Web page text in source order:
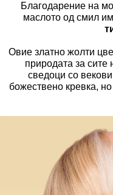
Благодарение на
маслото од смил
Овие златно жолти
природата за сите
сведоци со
божествено кревка,